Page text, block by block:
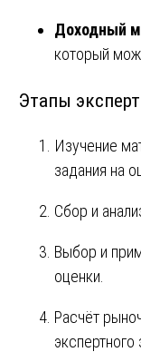
Доходный
который
Этапы
Изучение
задания на
Сбор и
Выбор и
оценки.
Расчёт
экспертного